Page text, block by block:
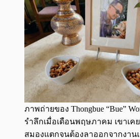
ภาพถ่ายของ Thongbue “Bue”
รำลึกเมื่อเดือนพฤษภาคม เขาเค
สมองแตกจนต้องลาออกจากงาน